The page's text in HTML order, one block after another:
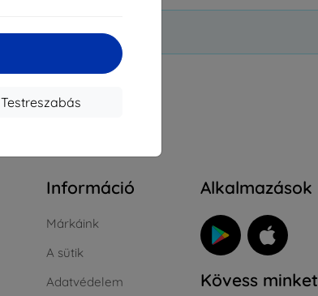
Testreszabás
Információ
Márkáink
A sütik
Adatvédelem
Alkalmazások
Kövess minket